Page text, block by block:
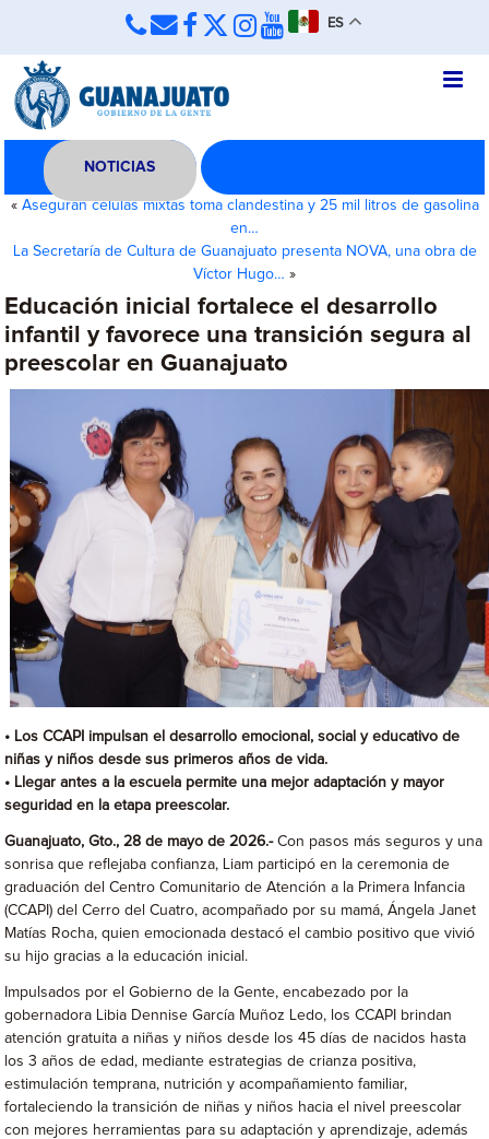
ES
NOTICIAS
« Aseguran células mixtas toma clandestina y 25 mil litros de gasolina
en…
La Secretaría de Cultura de Guanajuato presenta NOVA, una obra de
Víctor Hugo… »
Educación inicial fortalece el desarrollo
infantil y favorece una transición segura al
preescolar en Guanajuato
• Los CCAPI impulsan el desarrollo emocional, social y educativo de
niñas y niños desde sus primeros años de vida.
• Llegar antes a la escuela permite una mejor adaptación y mayor
seguridad en la etapa preescolar.
Guanajuato, Gto., 28 de mayo de 2026.-Con pasos más seguros y una
sonrisa que reflejaba confianza, Liam participó en la ceremonia de
graduación del Centro Comunitario de Atención a la Primera Infancia
(CCAPI) del Cerro del Cuatro, acompañado por su mamá, Ángela Janet
Matías Rocha, quien emocionada destacó el cambio positivo que vivió
su hijo gracias a la educación inicial.
Impulsados por el Gobierno de la Gente, encabezado por la
gobernadora Libia Dennise García Muñoz Ledo, los CCAPI brindan
atención gratuita a niñas y niños desde los 45 días de nacidos hasta
los 3 años de edad, mediante estrategias de crianza positiva,
estimulación temprana, nutrición y acompañamiento familiar,
fortaleciendo la transición de niñas y niños hacia el nivel preescolar
con mejores herramientas para su adaptación y aprendizaje, además